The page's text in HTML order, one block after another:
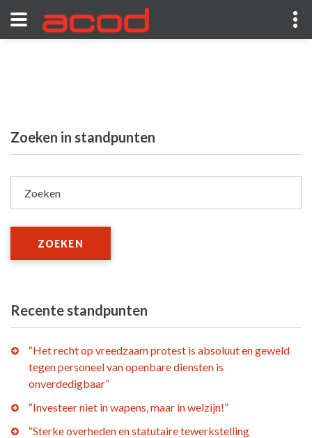
Zoeken in standpunten
Zoeken
ZOEKEN
Recente standpunten
“Het recht op vreedzaam protest is absoluut en geweld
tegen personeel van openbare diensten is
onverdedigbaar”
“Investeer niet in wapens, maar in welzijn!”
“Sterke overheden en statutaire tewerkstelling